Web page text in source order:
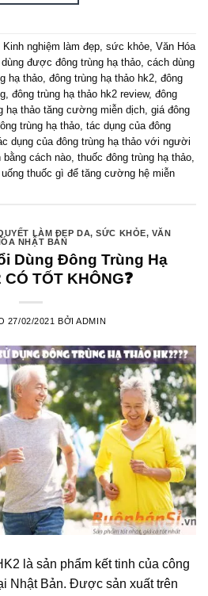
Kinh nghiệm làm đẹp sức khỏe Văn Hóa
được đông trùng hạ thảo cách dùng
hạ thảo đông trùng hạ thảo hk2 đông
đông trùng hạ thảo hk2 review, đông
hạ thảo tăng cường miễn dịch giá đông
trùng hạ thảo tác dụng của đông
dụng của đông trùng hạ thảo với người
cách nào thuốc đông trùng hạ thảo
uống thuốc gì để tăng cường hệ miễn
LÀM ĐẸP DA,SỨC KHỎE, VĂN
NHẬT BẢN
Dùng Đông Trùng Hạ
TỐT KHÔNG❓
27/02/2021 BỞIADMIN
là sản phẩm kết tinh của công
Nhật Bản. Được sản xuất trên